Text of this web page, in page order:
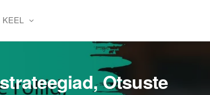
KEEL
Otsuste